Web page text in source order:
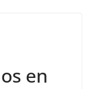
en